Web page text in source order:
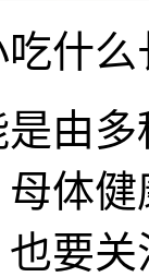
什么
多
体
要